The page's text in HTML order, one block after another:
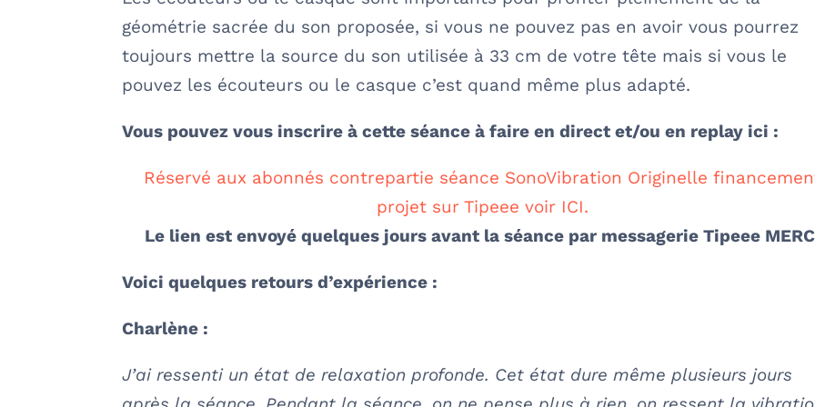
géométrie sacrée du son proposée, si vous ne pouvez pas en avoir vous pourrez
toujours mettre la source du son utilisée à 33 cm de votre tête mais si vous le
pouvez les écouteurs ou le casque c’est quand même plus adapté.
Vous pouvez vous inscrire à cette séance à faire en direct et/ou en replay ici :
Réservé aux abonnés contrepartie séance SonoVibration Originelle
projet sur Tipeee voir ICI.
Le lien est envoyé quelques jours avant la séance par messagerie Tipeee
Voici quelques retours d’expérience :
Charlène :
J’ai ressenti un état de relaxation profonde. Cet état dure même plusieurs jours